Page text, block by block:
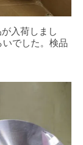
入荷しまし
でした。検品